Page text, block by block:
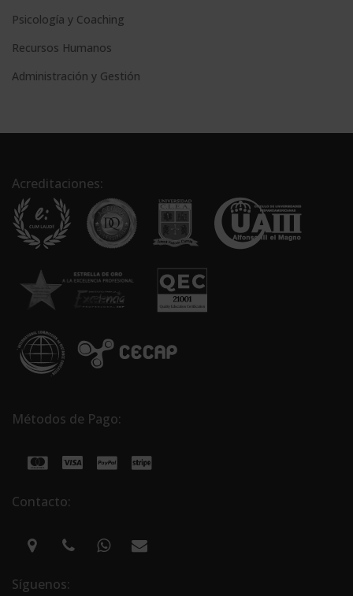
Psicología y Coaching
Recursos Humanos
Administración y Gestión
Acreditaciones:
Métodos de Pago:
Contacto:
Síguenos: